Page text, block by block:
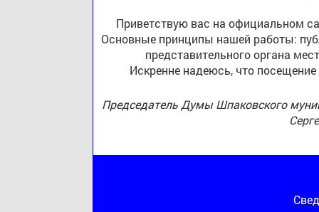
Приветствую вас на официальном
Основные принципы нашей работы:
представительного органа
Искренне надеюсь, что
Председатель Думы Шпаковского